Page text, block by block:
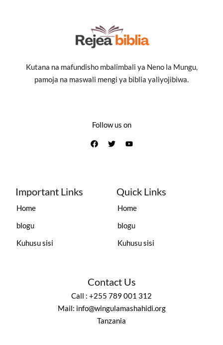
Kutana na mafundisho mbalimbali ya Neno la Mungu,
pamoja na maswali mengi ya biblia yaliyojibiwa.
Follow us on
Important Links
Home
blogu
Kuhusu sisi
Quick Links
Home
blogu
Kuhusu sisi
Contact Us
Call : +255 789 001 312
Mail: info@wingulamashahidi.org
Tanzania